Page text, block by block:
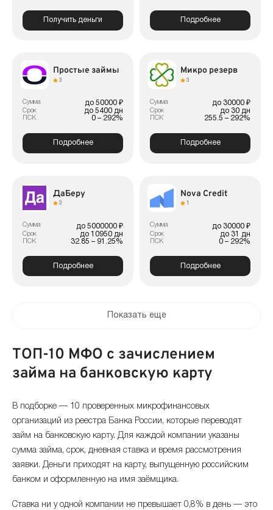
Получить деньги Подробнее
Простые займы
3
Сумма до 50000 ₽
Срок до 5400 дн
ПСК 0 – 292%
Подробнее
Микро резерв
3
Сумма до 30000 ₽
Срок до 30 дн
ПСК 255.5 – 292%
Подробнее
ДаБеру
3
Сумма до 5000000 ₽
Срок до 10950 дн
ПСК 32.85 – 91.25%
Подробнее
Nova Credit
Сумма до 30000 ₽
Срок до 31 дн
ПСК 0 – 292%
Подробнее
Показать еще
ТОП-10 МФО с зачислением
займа на банковскую карту
В подборке — 10 проверенных микрофинансовых
организаций из реестра Банка России, которые переводят
займ на банковскую карту. Для каждой компании указаны
сумма займа, срок, дневная ставка и время рассмотрения
заявки. Деньги приходят на карту, выпущенную российским
банком и оформленную на имя заёмщика.
Ставка ни у одной компании не превышает 0,8% в день — это